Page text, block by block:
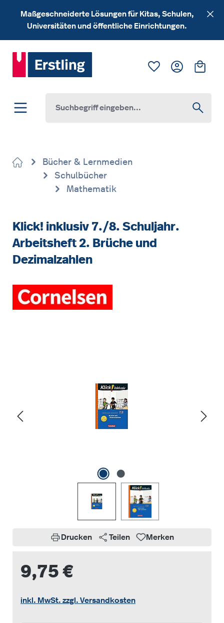
Zum Hauptinhalt springen
Maßgeschneiderte Lösungen für Kitas, Schulen,
Universitäten und öffentliche Einrichtungen.
Du hast 0
Bücher & Lernmedien
Schulbücher
Mathematik
Klick! inklusiv 7./8. Schuljahr.
Arbeitsheft 2. Brüche und
Dezimalzahlen
Drucken Teilen Merken
9,75 €
inkl. MwSt. zzgl. Versandkosten